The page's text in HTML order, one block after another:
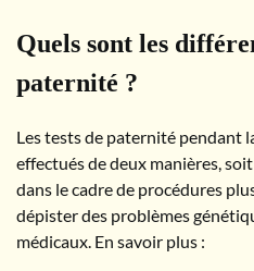
Quels sont les
paternité ?
Les tests de paternité pendant
effectués de deux manières,
dans le cadre de procédures
dépister des problèmes
médicaux. En savoir plus :